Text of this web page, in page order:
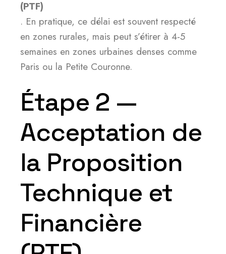
(PTF)
. En pratique, ce délai est souvent respecté
en zones rurales, mais peut s’étirer à 4-5
semaines en zones urbaines denses comme
Paris ou la Petite Couronne.
Étape 2 —
Acceptation de
la Proposition
Technique et
Financière